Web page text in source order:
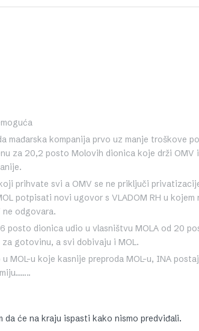
mađarska kompanija prvo uz manje troškove
za 20,2 posto Molovih dionica koje drži
prihvate svi a OMV se ne priključi
potpisati novi ugovor s VLADOM RH u kojem
odgovara.
posto dionica udio u vlasništvu MOLA od 20
gotovinu, a svi dobivaju i MOL.
MOL-u koje kasnije preproda MOL-u, INA
će na kraju ispasti kako nismo predviđali.